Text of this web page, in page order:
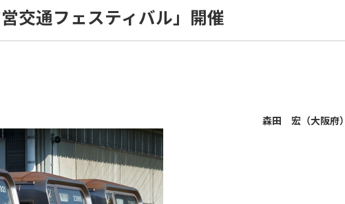
交通フェスティバル」開催
森田 宏（大阪府